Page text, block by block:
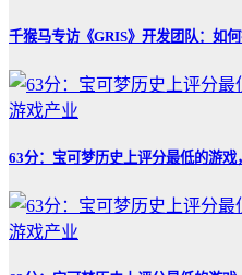
千猴马专访《GRIS》开发团队：如
游戏产业
63分：宝可梦历史上评分最低的游戏
游戏产业